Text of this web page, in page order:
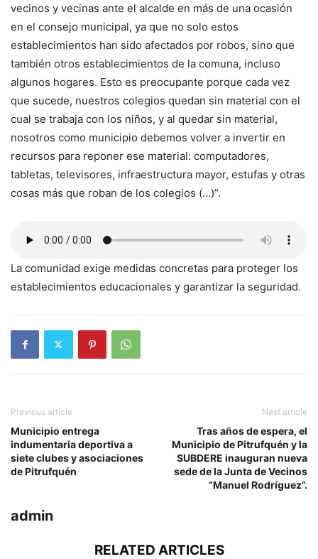
vecinos y vecinas ante el alcalde en más de una ocasión
en el consejo municipal, ya que no solo estos
establecimientos han sido afectados por robos, sino que
también otros establecimientos de la comuna, incluso
algunos hogares. Esto es preocupante porque cada vez
que sucede, nuestros colegios quedan sin material con el
cual se trabaja con los niños, y al quedar sin material,
nosotros como municipio debemos volver a invertir en
recursos para reponer ese material: computadores,
tabletas, televisores, infraestructura mayor, estufas y otras
cosas más que roban de los colegios (…)”.
La comunidad exige medidas concretas para proteger los
establecimientos educacionales y garantizar la seguridad.
Previous article
Municipio entrega
indumentaria deportiva a
siete clubes y asociaciones
de Pitrufquén
Next article
Tras años de espera, el
Municipio de Pitrufquén y la
SUBDERE inauguran nueva
sede de la Junta de Vecinos
“Manuel Rodríguez”.
admin
RELATED ARTICLES